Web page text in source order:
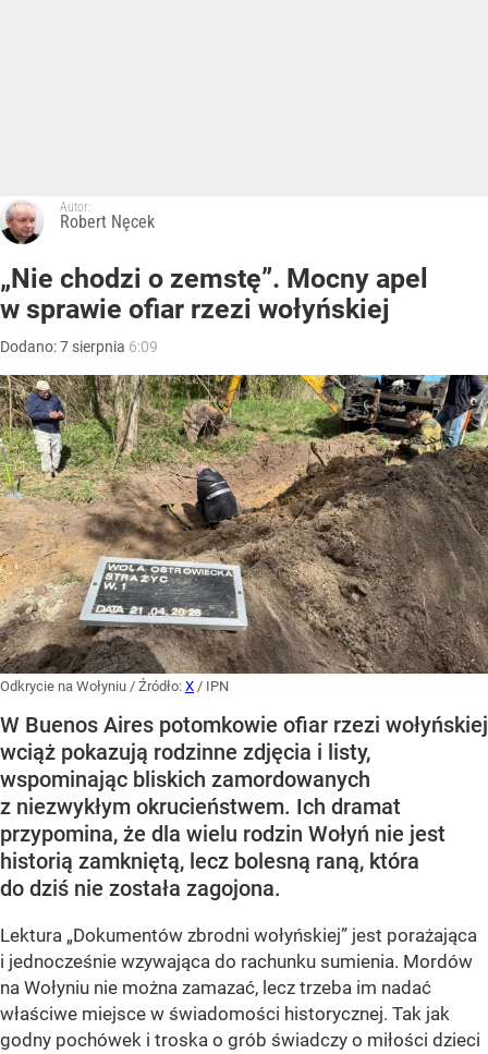
Autor:
Robert Nęcek
„Nie chodzi o zemstę”. Mocny apel
w sprawie ofiar rzezi wołyńskiej
Dodano:7 sierpnia 6:09
Odkrycie na Wołyniu / Źródło: X / IPN
W Buenos Aires potomkowie ofiar rzezi wołyńskiej
wciąż pokazują rodzinne zdjęcia i listy,
wspominając bliskich zamordowanych
z niezwykłym okrucieństwem. Ich dramat
przypomina, że dla wielu rodzin Wołyń nie jest
historią zamkniętą, lecz bolesną raną, która
do dziś nie została zagojona.
Lektura „Dokumentów zbrodni wołyńskiej” jest porażająca
i jednocześnie wzywająca do rachunku sumienia. Mordów
na Wołyniu nie można zamazać, lecz trzeba im nadać
właściwe miejsce w świadomości historycznej. Tak jak
godny pochówek i troska o grób świadczy o miłości dzieci